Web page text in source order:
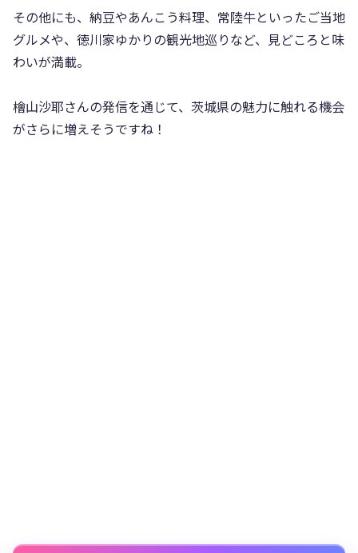
その他にも、納豆やあんこう料理、常陸牛といったご当地
グルメや、徳川家ゆかりの観光地巡りなど、見どころと味
わいが満載。
檜山沙耶さんの発信を通じて、茨城県の魅力に触れる機会
がさらに増えそうですね！